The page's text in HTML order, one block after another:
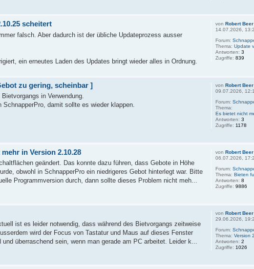
von Robert Beer
14.07.2026,
Forum:
Thema: Update
Antworten: 3
Zugriffe: 839
scheitert
falsch. Aber dadurch ist der übliche Updateprozess ausser
ein erneutes Laden des Updates bringt wieder alles in Ordnung.
von Robert Beer
09.07.2026,
Forum:
Thema:
Es bietet nicht
Antworten: 3
Zugriffe: 1178
zu gering, scheinbar ]
in Verwendung.
damit sollte es wieder klappen.
von Robert Beer
06.07.2026,
Forum:
Thema: Bieten
Antworten: 8
Zugriffe: 9886
in Version 2.10.28
geändert. Das konnte dazu führen, dass Gebote in Höhe
obwohl in SchnapperPro ein niedrigeres Gebot hinterlegt war. Bitte
Programmversion durch, dann sollte dieses Problem nicht meh...
von Robert Beer
29.06.2026,
Forum:
Thema: Version
Antworten: 2
Zugriffe: 1026
ist es leider notwendig, dass während des Bietvorgangs zeitweise
wird der Focus von Tastatur und Maus auf dieses Fenster
überraschend sein, wenn man gerade am PC arbeitet. Leider k...